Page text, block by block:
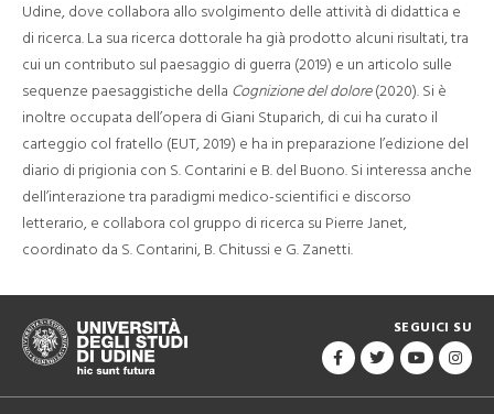
Udine, dove collabora allo svolgimento delle attività di didattica e
di ricerca. La sua ricerca dottorale ha già prodotto alcuni risultati, tra
cui un contributo sul paesaggio di guerra (2019) e un articolo sulle
sequenze paesaggistiche della Cognizione del dolore(2020). Si è
inoltre occupata dell’opera di Giani Stuparich, di cui ha curato il
carteggio col fratello (EUT, 2019) e ha in preparazione l’edizione del
diario di prigionia con S. Contarini e B. del Buono. Si interessa anche
dell’interazione tra paradigmi medico-scientifici e discorso
letterario, e collabora col gruppo di ricerca su Pierre Janet,
coordinato da S. Contarini, B. Chitussi e G. Zanetti.
SEGUICI SU